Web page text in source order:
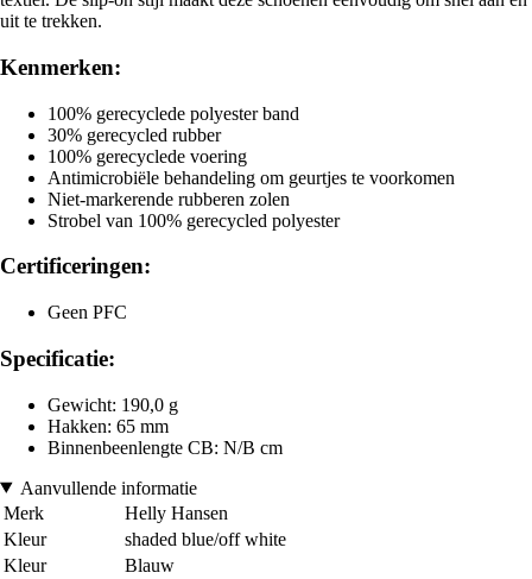
uit te trekken.
Kenmerken:
100% gerecyclede polyester band
30% gerecycled rubber
100% gerecyclede voering
Antimicrobiële behandeling om geurtjes te voorkomen
Niet-markerende rubberen zolen
Strobel van 100% gerecycled polyester
Certificeringen:
Geen PFC
Specificatie:
Gewicht: 190,0 g
Hakken: 65 mm
Binnenbeenlengte CB: N/B cm
Aanvullende informatie
Merk
Helly Hansen
Kleur
shaded blue/off white
Kleur
Blauw